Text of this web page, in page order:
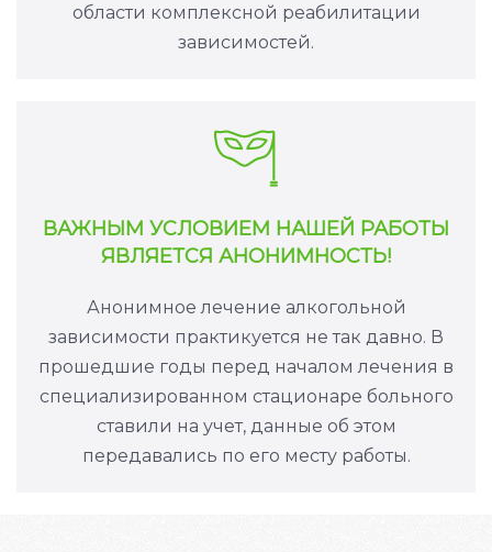
области комплексной реабилитации
зависимостей.
ВАЖНЫМ УСЛОВИЕМ НАШЕЙ РАБОТЫ
ЯВЛЯЕТСЯ АНОНИМНОСТЬ!
Анонимное лечение алкогольной
зависимости практикуется не так давно. В
прошедшие годы перед началом лечения в
специализированном стационаре больного
ставили на учет, данные об этом
передавались по его месту работы.